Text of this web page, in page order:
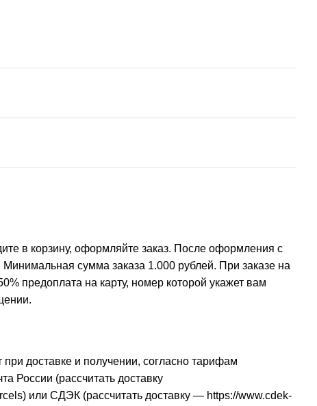
в корзину, оформляйте заказ. После оформления с
сумма заказа 1.000 рублей. При заказе на
предоплата на карту, номер которой укажет вам
при доставке и получении, согласно тарифам
России (рассчитать доставку
) или СДЭК (рассчитать доставку — https://www.cdek-